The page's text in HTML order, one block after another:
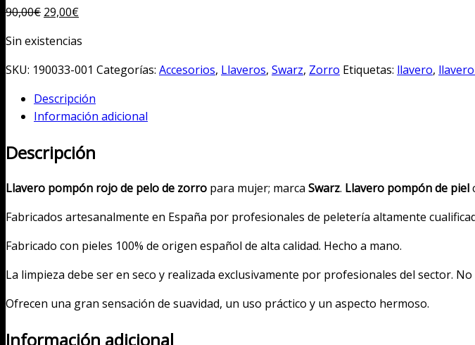
90,00€ El
original
era:
29,00€El
actual
es:
Sin existencias
SKU: 190033-001 Categorías: Accesorios, Llaveros, Swarz, Zorro Etiquetas: llavero,
Descripción
Información adicional
Descripción
Llavero pompón rojo de pelo de zorro para mujer; marca Swarz. Llavero pompón de piel
Fabricados artesanalmente en España por profesionales de peletería altamente
Fabricado con pieles 100% de origen español de alta calidad. Hecho a mano.
La limpieza debe ser en seco y realizada exclusivamente por profesionales del sector.
Ofrecen una gran sensación de suavidad, un uso práctico y un aspecto hermoso.
Información adicional